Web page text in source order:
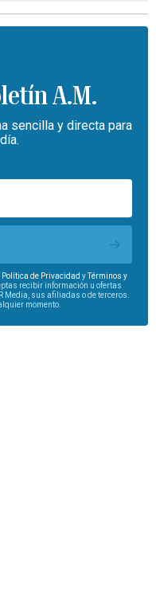
A.M.
sencilla y directa para
Política de Privacidad yTérminos y
recibir información u ofertas
Media, sus afiliadas o de terceros.
momento.